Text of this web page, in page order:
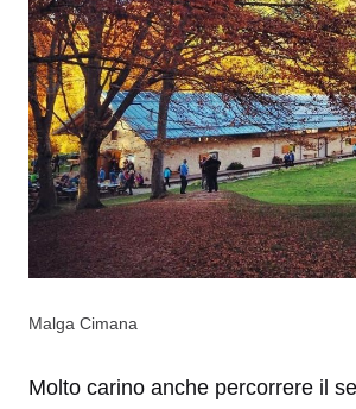
Malga Cimana
Molto carino anche percorrere il